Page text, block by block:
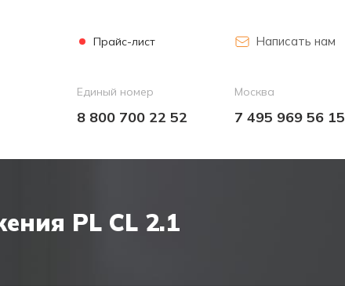
Прайс-лист Написать нам
Единый номер
8 800 700 22 52
Москва
7 495 969 56 15
PL CL 2.1